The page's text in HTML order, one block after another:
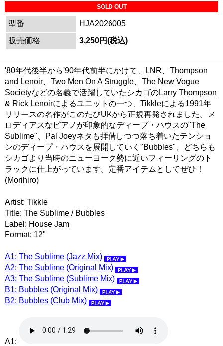
SOLD OUT
型番
HJA2026005
販売価格
3,250円(税込)
'80年代後半から'90年代前半にかけて、LNR、Thompson
and Lenoir、Two Men On A Struggle、The New Vogue
Societyなどの名義で活躍していたシカゴのLarry Thompson
& Rick Lenoirによるユニットの一つ、Tikkleによる1991年
リリースの名作がこのたびUKから正規再発されました。メ
ロディアスなピアノが印象的なディープ・ハウスの"The
Sublime"、Pal Joeyネタも拝借しつつ落ち着いたテンショ
ンのディープ・ハウスを展開していく"Bubbles"、どちらも
シカゴより当時のニューヨーク勢に近いフィーリングのト
ラックに仕上がっています。定番アイテムとしてぜひ！
(Morihiro)
Artist: Tikkle
Title: The Sublime / Bubbles
Label: House Jam
Format: 12"
A1: The Sublime (Jazz Mix)
A2: The Sublime (Original Mix)
A3: The Sublime (Sublime Mix)
B1: Bubbles (Original Mix)
B2: Bubbles (Club Mix)
A1: